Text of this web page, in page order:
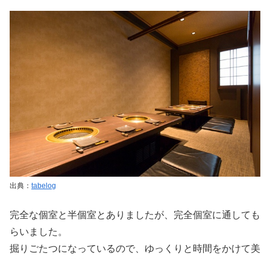
出典： tabelog
完全な個室と半個室とありましたが、完全個室に通しても
らいました。
掘りごたつになっているので、ゆっくりと時間をかけて美